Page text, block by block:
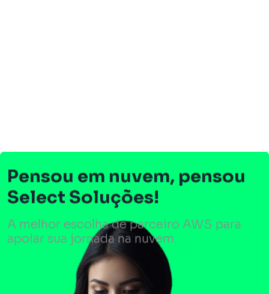
Pensou em nuvem, pensou
Select Soluções!
A melhor escolha de parceiro AWS para
apoiar sua jornada na nuvem.